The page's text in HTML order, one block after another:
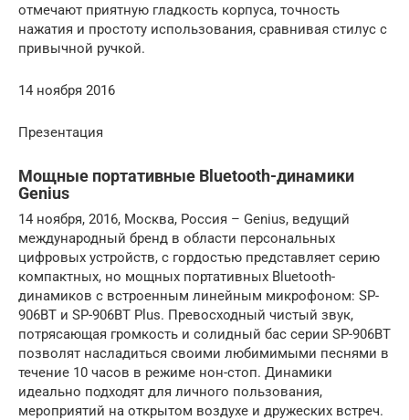
отмечают приятную гладкость корпуса, точность
нажатия и простоту использования, сравнивая стилус с
привычной ручкой.
14 ноября 2016
Презентация
Мощные портативные Bluetooth-динамики
Genius
14 ноября, 2016, Москва, Россия – Genius, ведущий
международный бренд в области персональных
цифровых устройств, с гордостью представляет серию
компактных, но мощных портативных Bluetooth-
динамиков с встроенным линейным микрофоном: SP-
906BT и SP-906BT Plus. Превосходный чистый звук,
потрясающая громкость и солидный бас серии SP-906BT
позволят насладиться своими любимимыми песнями в
течение 10 часов в режиме нон-стоп. Динамики
идеально подходят для личного пользования,
мероприятий на открытом воздухе и дружеских встреч.